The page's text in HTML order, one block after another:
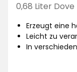
0,68 Liter
Erzeugt eine
Leicht zu
In